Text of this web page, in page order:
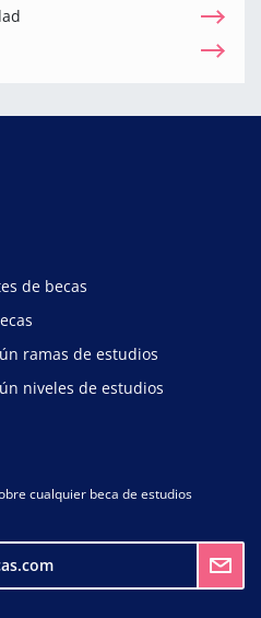
de becas
ramas de estudios
niveles de estudios
cualquier beca de estudios